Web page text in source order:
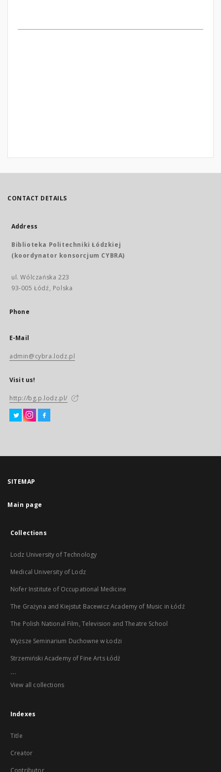
CONTACT DETAILS
Address
Biblioteka Politechniki Łódzkiej
(koordynator konsorcjum CYBRA)
ul. Wólczańska 223
93-005 Łódź, Polska
Phone
E-Mail
admin@cybra.lodz.pl
Visit us!
http://bg.p.lodz.pl/
SITEMAP
Main page
Collections
Lodz University of Technology
Medical University of Lodz
Nofer Institute of Occupational Medicine
The Grażyna and Kiejstut Bacewicz Academy of Music in Łódź
The Polish National Film, Television and Theatre School
Wyższe Seminarium Duchowne w Łodzi
Strzemiński Academy of Fine Arts Łódź
...
View all collections
Indexes
Title
Creator
Contributor